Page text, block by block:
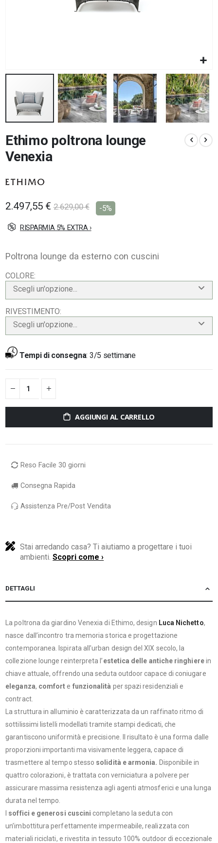
all'inizio
della
galleria
immagini
Ethimo poltrona lounge
Venexia
2.497,55 € 2.629,00 € -5%
RISPARMIA 5% EXTRA ›
Poltrona lounge da esterno con cuscini
COLORE
Scegli un'opzione...
RIVESTIMENTO
Scegli un'opzione...
Tempi di consegna: 3/5 settimane
AGGIUNGI AL CARRELLO
Reso Facile 30 giorni
Consegna Rapida
Assistenza Pre/Post Vendita
Stai arredando casa? Ti aiutiamo a progettare i tuoi
ambienti.Scopri come ›
DETTAGLI
La poltrona da giardino Venexia di Ethimo, design Luca Nichetto,
nasce dall’incontro tra memoria storica e progettazione
contemporanea. Ispirata all’urban design del XIX secolo, la
collezione lounge reinterpreta l’estetica delle antiche ringhierein
chiave attuale, offrendo una seduta outdoor capace di coniugare
eleganza, comforte funzionalità per spazi residenziali e
contract.
La struttura in alluminio è caratterizzata da un raffinato ritmo di
sottilissimi listelli modellati tramite stampi dedicati, che
garantiscono uniformità e precisione. Il risultato è una forma dalle
proporzioni importanti ma visivamente leggera, capace di
trasmettere al tempo stesso solidità e armonia. Disponibile in
quattro colorazioni, è trattata con verniciatura a polvere per
assicurare massima resistenza agli agenti atmosferici e una lunga
durata nel tempo.
soffici e generosi cuscinicompletano la seduta con
un’imbottitura perfettamente impermeabile, realizzata con
materiali riciclati, e rivestita in tessuto 100% outdoor di eccezionale